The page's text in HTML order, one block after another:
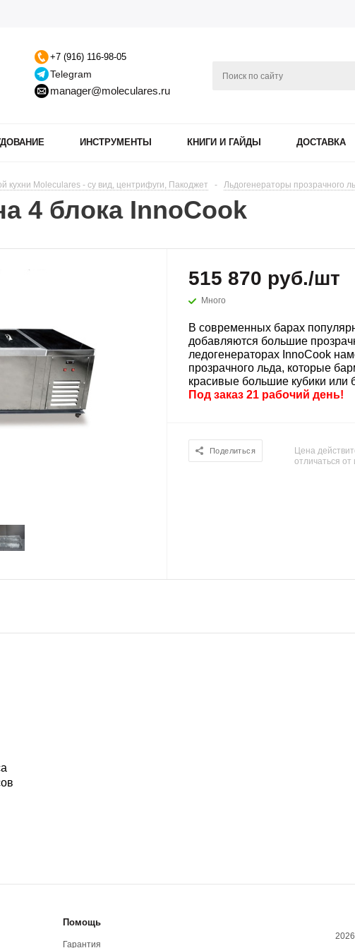
+7 (916) 116-98-05
Telegram
manager@moleculares.ru
ИНСТРУМЕНТЫ КНИГИ И ГАЙДЫ ДОСТАВКА
кухни Moleculares - су вид, центрифуги, Пакоджет - Льдогенераторы прозрачного
4 блока InnoCook
515 870 руб./шт
Много
В современных барах
добавляются большие
ледогенераторах InnoCook
прозрачного льда, которые
красивые большие кубики или
Под заказ 21 рабочий день!
Поделиться
Цена
отличаться
Помощь
Гарантия